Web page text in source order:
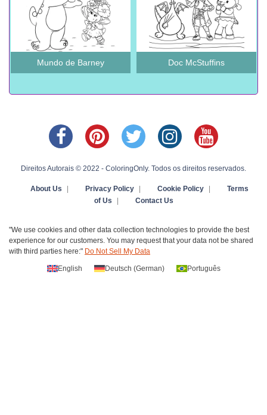
Mundo de Barney Doc McStuffins
Direitos Autorais © 2022 - ColoringOnly. Todos os direitos reservados.
About Us Privacy Policy Cookie Policy
Terms
of Us
Contact Us
"We use cookies and other data collection technologies to provide the best
experience for our customers. You may request that your data not be shared
with third parties here:" Do Not Sell My Data
English Deutsch (German) Português